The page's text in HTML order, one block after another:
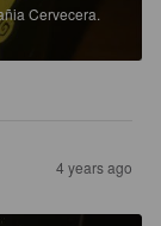
Cervecera.
4 years ago